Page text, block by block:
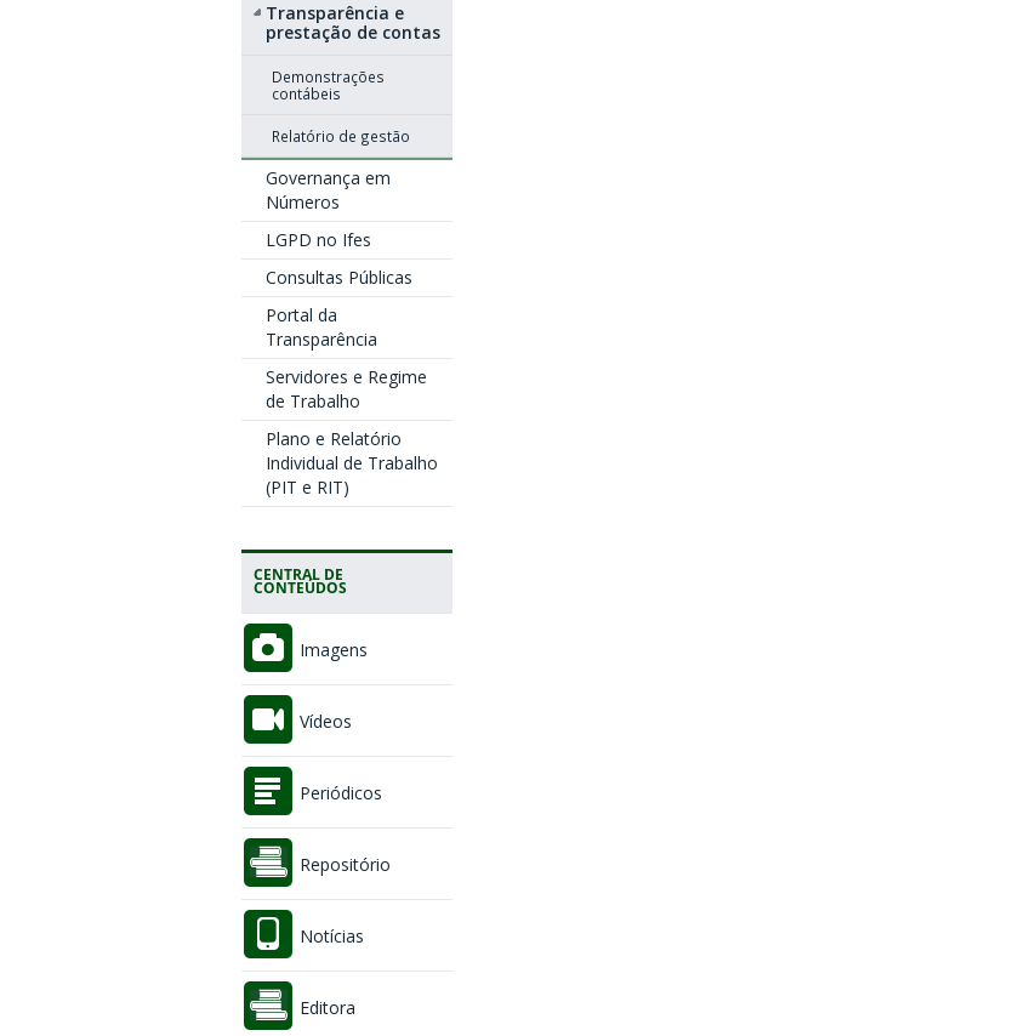
Transparência e
prestação de contas
Demonstrações
contábeis
Relatório de gestão
Governança em
Números
LGPD no Ifes
Consultas Públicas
Portal da
Transparência
Servidores e Regime
de Trabalho
Plano e Relatório
Individual de Trabalho
(PIT e RIT)
CENTRAL DE
CONTEÚDOS
Imagens
Vídeos
Periódicos
Repositório
Notícias
Editora